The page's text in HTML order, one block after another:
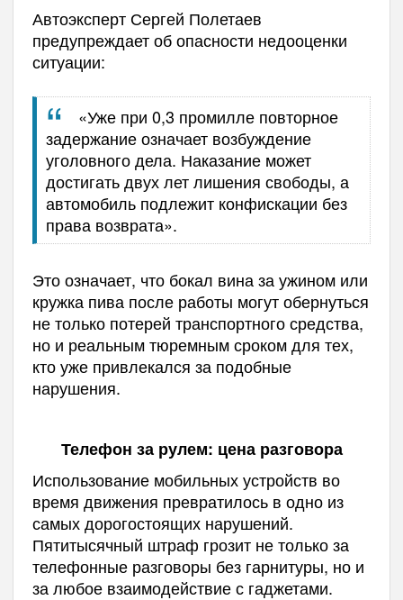
Автоэксперт Сергей Полетаев
предупреждает об опасности недооценки
ситуации:
«Уже при 0,3 промилле повторное
задержание означает возбуждение
уголовного дела. Наказание может
достигать двух лет лишения свободы, а
автомобиль подлежит конфискации без
права возврата».
Это означает, что бокал вина за ужином или
кружка пива после работы могут обернуться
не только потерей транспортного средства,
но и реальным тюремным сроком для тех,
кто уже привлекался за подобные
нарушения.
Телефон за рулем: цена разговора
Использование мобильных устройств во
время движения превратилось в одно из
самых дорогостоящих нарушений.
Пятитысячный штраф грозит не только за
телефонные разговоры без гарнитуры, но и
за любое взаимодействие с гаджетами.